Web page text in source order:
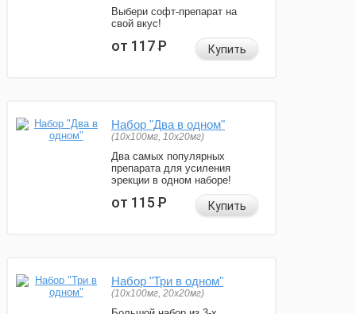
Выбери софт-препарат на
свой вкус!
от 117Р Купить
Набор "Два в одном"
(10x100мг, 10x20мг)
Два самых популярных
препарата для усиления
эрекции в одном наборе!
от 115Р Купить
Набор "Три в одном"
(10x100мг, 20x20мг)